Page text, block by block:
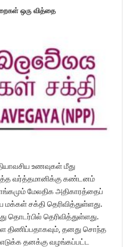
ஒரு வித்தை
உணவுகள் மீது
வர்த்தமானிக்கு கண்டனம்
மேலதிக அதிகாரத்தைப்
மக்கள் சக்தி தெரிவித்துள்ளது.
தொடர்பில் தெரிவித்துள்ளது.
திணிப்பதாகவும், தனது சொந்த
தனக்கு வழங்கப்பட்ட